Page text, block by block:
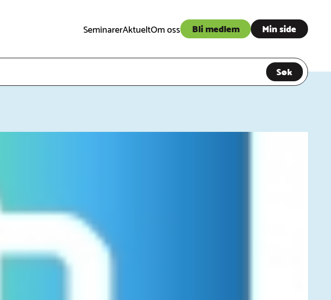
SeminarerAktueltOm oss Bli medlem Min side
Søk